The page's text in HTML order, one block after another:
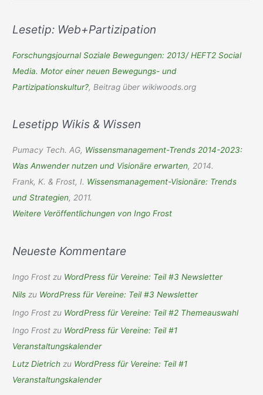
h
n
n
a
h
Lesetip: Web+Partizipation
Forschungsjournal Soziale Bewegungen: 2013/ HEFT2 Social
Media. Motor einer neuen Bewegungs- und
Partizipationskultur?, Beitrag über wikiwoods.org
Lesetipp Wikis & Wissen
Pumacy Tech. AG, Wissensmanagement-Trends 2014-2023:
Was Anwender nutzen und Visionäre erwarten, 2014.
Frank, K. & Frost, I. Wissensmanagement-Visionäre: Trends
und Strategien, 2011.
Weitere Veröffentlichungen von Ingo Frost
Neueste Kommentare
Ingo Frost zu WordPress für Vereine: Teil #3 Newsletter
Nils zu WordPress für Vereine: Teil #3 Newsletter
Ingo Frost zu WordPress für Vereine: Teil #2 Themeauswahl
Ingo Frost zu WordPress für Vereine: Teil #1
Veranstaltungskalender
Lutz Dietrich zu WordPress für Vereine: Teil #1
Veranstaltungskalender